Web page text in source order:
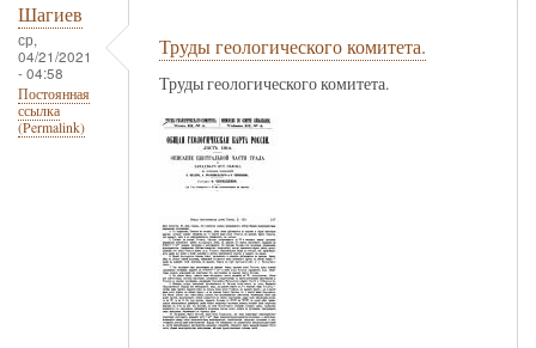
Шагиев
ср,
04/21/2021
- 04:58
Постоянная
ссылка
(Permalink)
Труды геологического комитета.
Труды геологического комитета.